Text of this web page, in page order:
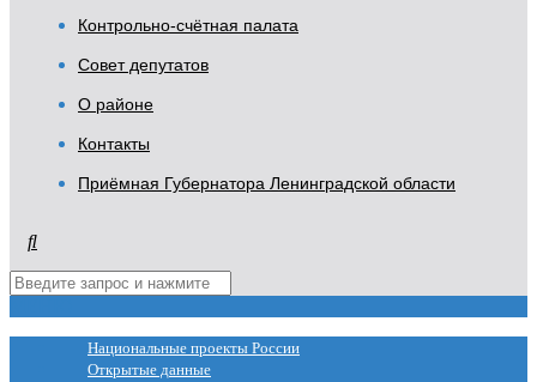
Контрольно-счётная палата
Совет депутатов
О районе
Контакты
Приёмная Губернатора Ленинградской области
Национальные проекты России
Открытые данные